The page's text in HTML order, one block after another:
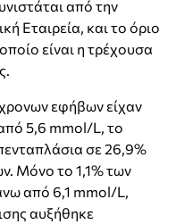
από την
Εταιρεία, και το όριο
είναι η τρέχουσα
εφήβων είχαν
5,6 mmol/L, το
σε 26,9%
Μόνο το 1,1% των
από 6,1 mmol/L,
αυξήθηκε